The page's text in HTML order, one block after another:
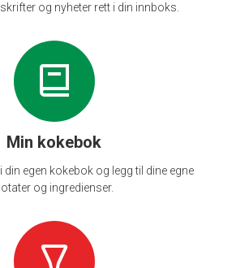
og nyheter rett i din innboks.
Min kokebok
din egen kokebok og legg til dine egne
og ingredienser.